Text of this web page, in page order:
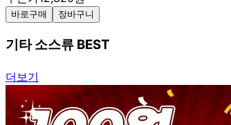
바로구매 장바구니
기타 소스류 BEST
더보기